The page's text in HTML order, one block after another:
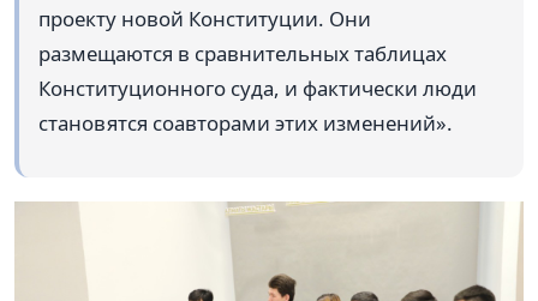
проекту новой Конституции. Они
размещаются в сравнительных таблицах
Конституционного суда, и фактически люди
становятся соавторами этих изменений».